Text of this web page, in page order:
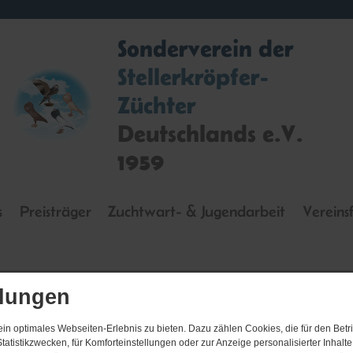
optimales Webseiten-Erlebnis zu bieten. Dazu zählen Cookies, die für den
für Komforteinstellungen oder zur Anzeige personalisierter
Sonderverein der
Stellerkröpfer-
Züchter
Deutschlands e.V.
1959
Preisträger Zuchtwart- & Jugendarbeit
- A +
Besucher: 4630